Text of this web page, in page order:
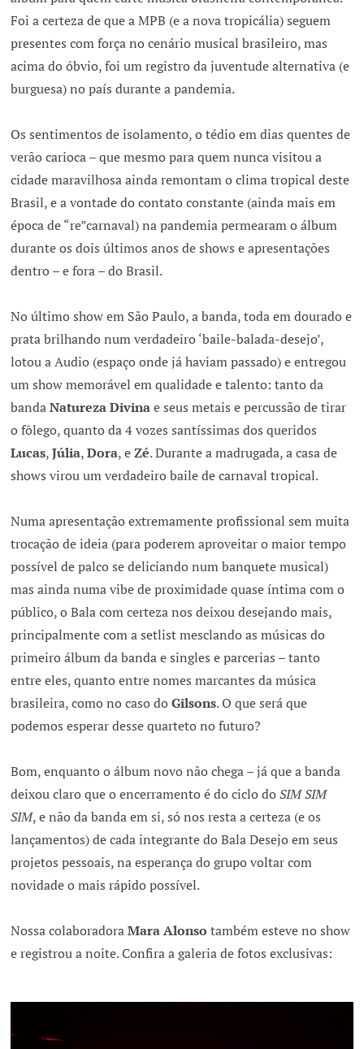
Foi a certeza de que a MPB (e a nova tropicália) seguem
presentes com força no cenário musical brasileiro, mas
acima do óbvio, foi um registro da juventude alternativa (e
burguesa) no país durante a pandemia.
Os sentimentos de isolamento, o tédio em dias quentes de
verão carioca – que mesmo para quem nunca visitou a
cidade maravilhosa ainda remontam o clima tropical deste
Brasil, e a vontade do contato constante (ainda mais em
época de “re”carnaval) na pandemia permearam o álbum
durante os dois últimos anos de shows e apresentações
dentro – e fora – do Brasil.
No último show em São Paulo, a banda, toda em dourado e
prata brilhando num verdadeiro ‘baile-balada-desejo’,
lotou a Audio (espaço onde já haviam passado) e entregou
um show memorável em qualidade e talento: tanto da
bandaNatureza Divinae seus metais e percussão de tirar
o fôlego, quanto da 4 vozes santíssimas dos queridos
Lucas,Júlia,Dora, eZé. Durante a madrugada, a casa de
shows virou um verdadeiro baile de carnaval tropical.
Numa apresentação extremamente profissional sem muita
trocação de ideia (para poderem aproveitar o maior tempo
possível de palco se deliciando num banquete musical)
mas ainda numa vibe de proximidade quase íntima com o
público, o Bala com certeza nos deixou desejando mais,
principalmente com a setlist mesclando as músicas do
primeiro álbum da banda e singles e parcerias – tanto
entre eles, quanto entre nomes marcantes da música
brasileira, como no caso doGilsons. O que será que
podemos esperar desse quarteto no futuro?
Bom, enquanto o álbum novo não chega – já que a banda
deixou claro que o encerramento é do ciclo doSIM SIM
SIM, e não da banda em si, só nos resta a certeza (e os
lançamentos) de cada integrante do Bala Desejo em seus
projetos pessoais, na esperança do grupo voltar com
novidade o mais rápido possível.
Nossa colaboradoraMara Alonsotambém esteve no show
e registrou a noite. Confira a galeria de fotos exclusivas: